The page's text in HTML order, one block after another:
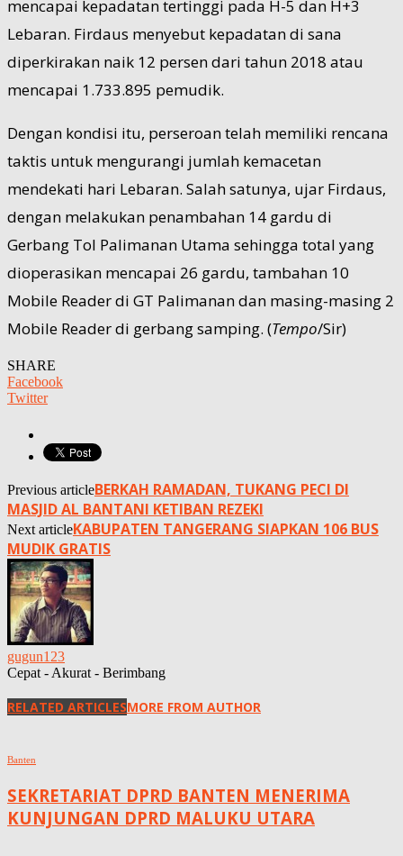
mencapai kepadatan tertinggi pada H-5 dan H+3
Lebaran. Firdaus menyebut kepadatan di sana
diperkirakan naik 12 persen dari tahun 2018 atau
mencapai 1.733.895 pemudik.
Dengan kondisi itu, perseroan telah memiliki rencana
taktis untuk mengurangi jumlah kemacetan
mendekati hari Lebaran. Salah satunya, ujar Firdaus,
dengan melakukan penambahan 14 gardu di
Gerbang Tol Palimanan Utama sehingga total yang
dioperasikan mencapai 26 gardu, tambahan 10
Mobile Reader di GT Palimanan dan masing-masing 2
Mobile Reader di gerbang samping. (Tempo/Sir)
SHARE
Facebook
Twitter
Previous articleBERKAH RAMADAN, TUKANG PECI DI
MASJID AL BANTANI KETIBAN REZEKI
Next articleKABUPATEN TANGERANG SIAPKAN 106 BUS
MUDIK GRATIS
gugun123
Cepat - Akurat - Berimbang
RELATED ARTICLESMORE FROM AUTHOR
Banten
SEKRETARIAT DPRD BANTEN MENERIMA
KUNJUNGAN DPRD MALUKU UTARA